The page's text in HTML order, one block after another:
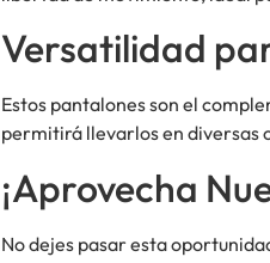
Versatilidad
Estos pantalones son el
permitirá llevarlos en diversas
¡Aprovecha
No dejes pasar esta